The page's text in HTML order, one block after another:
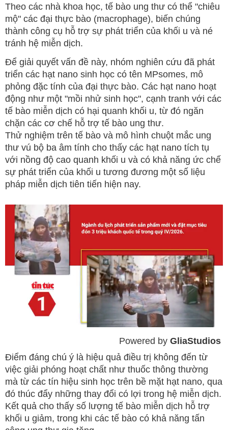
Theo các nhà khoa học, tế bào ung thư có thể "chiêu
mộ" các đại thực bào (macrophage), biến chúng
thành công cụ hỗ trợ sự phát triển của khối u và né
tránh hệ miễn dịch.
Để giải quyết vấn đề này, nhóm nghiên cứu đã phát
triển các hạt nano sinh học có tên MPsomes, mô
phỏng đặc tính của đại thực bào. Các hạt nano hoạt
động như một "mồi nhử sinh học", cạnh tranh với các
tế bào miễn dịch có hại quanh khối u, từ đó ngăn
chặn các cơ chế hỗ trợ tế bào ung thư.
Thử nghiệm trên tế bào và mô hình chuột mắc ung
thư vú bộ ba âm tính cho thấy các hạt nano tích tụ
với nồng độ cao quanh khối u và có khả năng ức chế
sự phát triển của khối u tương đương một số liệu
pháp miễn dịch tiên tiến hiện nay.
Powered by GliaStudios
Điểm đáng chú ý là hiệu quả điều trị không đến từ
việc giải phóng hoạt chất như thuốc thông thường
mà từ các tín hiệu sinh học trên bề mặt hạt nano, qua
đó thúc đẩy những thay đổi có lợi trong hệ miễn dịch.
Kết quả cho thấy số lượng tế bào miễn dịch hỗ trợ
khối u giảm, trong khi các tế bào có khả năng tấn